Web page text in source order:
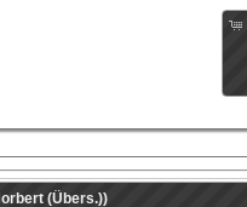
(Übers.))